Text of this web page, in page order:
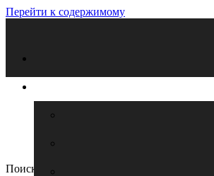
Перейти к содержимому
Поиск